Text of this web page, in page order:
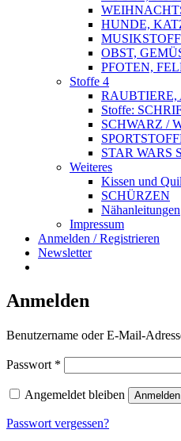
HUNDE,
OBST,
PFOTEN,
Stoffe 4
RAUBTIERE,
Stoffe:
SCHWARZ /
STAR WARS
Weiteres
Kissen und
SCHÜRZEN
Nähanleitungen
Impressum
Anmelden / Registrieren
Newsletter
Anmelden
Benutzername oder E-Mail-
Passwort *
Angemeldet bleiben Anmelden
Passwort vergessen?